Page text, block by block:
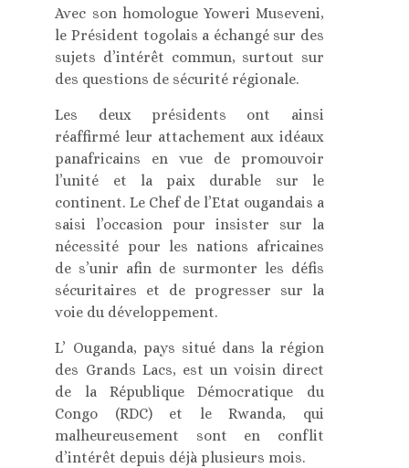
Avec son homologue Yoweri Museveni,
le Président togolais a échangé sur des
sujets d’intérêt commun, surtout sur
des questions de sécurité régionale.
Les deux présidents ont ainsi
réaffirmé leur attachement aux idéaux
panafricains en vue de promouvoir
l’unité et la paix durable sur le
continent. Le Chef de l’Etat ougandais a
saisi l’occasion pour insister sur la
nécessité pour les nations africaines
de s’unir afin de surmonter les défis
sécuritaires et de progresser sur la
voie du développement.
L’ Ouganda, pays situé dans la région
des Grands Lacs, est un voisin direct
de la République Démocratique du
Congo (RDC) et le Rwanda, qui
malheureusement sont en conflit
d’intérêt depuis déjà plusieurs mois.